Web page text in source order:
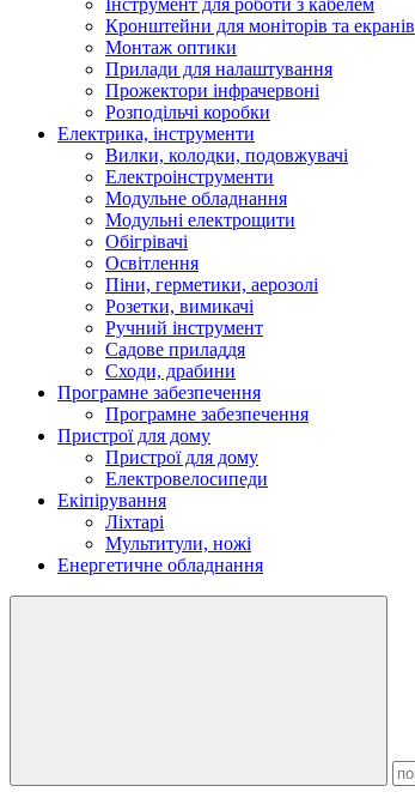
Інструмент для роботи з кабелем
Кронштейни для моніторів та екранів
Монтаж оптики
Прилади для налаштування
Прожектори інфрачервоні
Розподільчі коробки
Електрика, інструменти
Вилки, колодки, подовжувачі
Електроінструменти
Модульне обладнання
Модульні електрощити
Обігрівачі
Освітлення
Піни, герметики, аерозолі
Розетки, вимикачі
Ручний інструмент
Садове приладдя
Сходи, драбини
Програмне забезпечення
Програмне забезпечення
Пристрої для дому
Пристрої для дому
Електровелосипеди
Екіпірування
Ліхтарі
Мультитули, ножі
Енергетичне обладнання